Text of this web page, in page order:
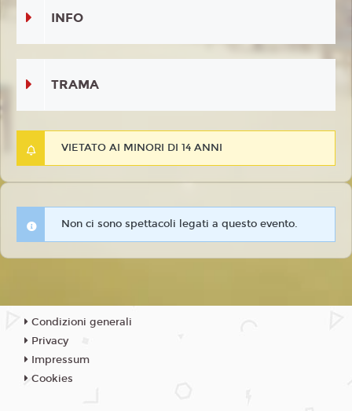
INFO
TRAMA
VIETATO AI MINORI DI 14 ANNI
Non ci sono spettacoli legati a questo evento.
Condizioni generali
Privacy
Impressum
Cookies